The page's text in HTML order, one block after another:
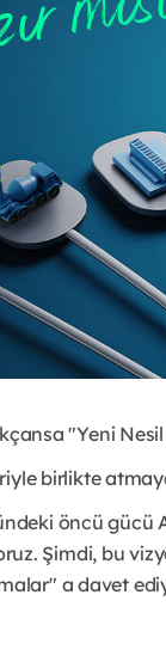
"Yeni
birlikte atmaya
öncü
Şimdi, bu
a davet